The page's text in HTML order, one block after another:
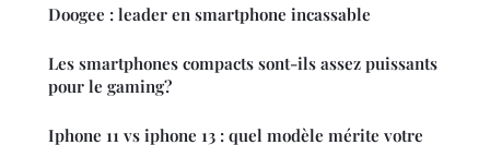
Doogee : leader en smartphone incassable
Les smartphones compacts sont-ils assez puissants
pour le gaming?
Iphone 11 vs iphone 13 : quel modèle mérite votre